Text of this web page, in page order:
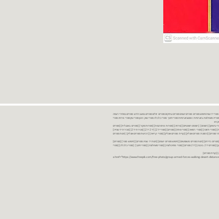
ספרים יד שניה ספרים משומשים ספרים חדשים ספרים יד 2 מכירת ספרים יד שניה ספרי יד שניהחיפוש ספרים ספרים ישנים ספרים עתיקים ספרים זולים ספרים במצב חדש ספרים במחירי רצפה
במבצע ספרים יד 2 ברמת גן ספרים יד 2 ביבנה יד 2 ספרים ספרי פסיכולוגיה ספריה סוציולוגיה ביוגרפיות ו אוטוביוגרפיות ספרי חינוך ספרי כלכלה ספרי שוק ההון ספרי עיון ספרי פרוזה ספרי
ביטחון] [רומנים] [רומנים רומנטיים] [פרוזה] [ספרות מתורגמת] [ספרות מקור] [ספרים באנגלית] [ספרים
חדשים מהחנות] [ספרים מומלצים] [ספרי בישול] [ספרי עידן חדש] [ספרי עסקים] [ספרי מורשת] [מחזות] [ספרי שירה] [ספרי בריאות] [ספרי תזונה] [ספרי רפואה] [ספרי מתח] [ספרים] [ספרי יד 2[ [יד 2 יד 2[ [מכירת יד 2[ [מכירת יד שנייה]
יד 2[ [ספר] [ספרים יד 2[ [הזמנת ספרים] [יד 2 ספרים] [ספרים בזול] [אתר ספרים] [הזמנת ספרים אונליין] [קניית ספרים אונליין] [ספרי קריאה] [רכישת ספרים אונליין] [חנות ספרים
נדירים] [חנות ספרים משומשים] [חיפוש ספרים ישנים] [חנות יד שניה ספרים] [חיפוש ספר] [ספרים]
[חנות ספרים זולים] [ספרים חדשים] [ספרים במחירי רצפה] [ספרים במשלוח חינם] [ספרים במשלוח עד הבית] [ספרים יד 2 ברמת גן] [ספרים יד 2 ביבנה] [יד 2 ספרים] [ספרי פסיכולוגיה] [ספרי סוציולוגיה] [ספרי חינוך] [ספרי כלכלה] [ספרי
[קניית ספרים]
<a href="https://www.freepik.com/free-photo/group-armed-forces-walking-desert-